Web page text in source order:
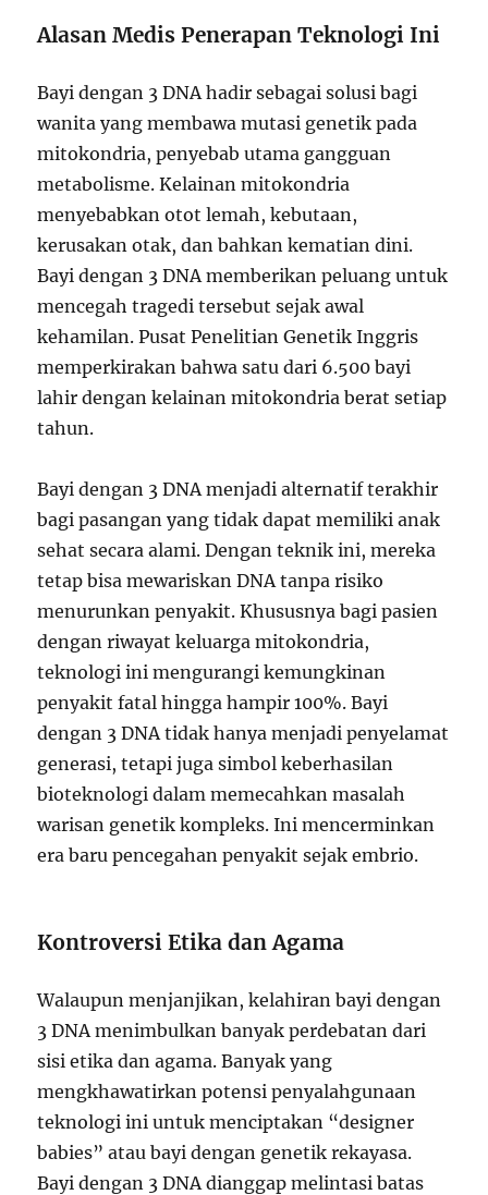
Alasan Medis Penerapan Teknologi Ini
Bayi dengan 3 DNA hadir sebagai solusi bagi
wanita yang membawa mutasi genetik pada
mitokondria, penyebab utama gangguan
metabolisme. Kelainan mitokondria
menyebabkan otot lemah, kebutaan,
kerusakan otak, dan bahkan kematian dini.
Bayi dengan 3 DNA memberikan peluang untuk
mencegah tragedi tersebut sejak awal
kehamilan. Pusat Penelitian Genetik Inggris
memperkirakan bahwa satu dari 6.500 bayi
lahir dengan kelainan mitokondria berat setiap
tahun.
Bayi dengan 3 DNA menjadi alternatif terakhir
bagi pasangan yang tidak dapat memiliki anak
sehat secara alami. Dengan teknik ini, mereka
tetap bisa mewariskan DNA tanpa risiko
menurunkan penyakit. Khususnya bagi pasien
dengan riwayat keluarga mitokondria,
teknologi ini mengurangi kemungkinan
penyakit fatal hingga hampir 100%. Bayi
dengan 3 DNA tidak hanya menjadi penyelamat
generasi, tetapi juga simbol keberhasilan
bioteknologi dalam memecahkan masalah
warisan genetik kompleks. Ini mencerminkan
era baru pencegahan penyakit sejak embrio.
Kontroversi Etika dan Agama
Walaupun menjanjikan, kelahiran bayi dengan
3 DNA menimbulkan banyak perdebatan dari
sisi etika dan agama. Banyak yang
mengkhawatirkan potensi penyalahgunaan
teknologi ini untuk menciptakan “designer
babies” atau bayi dengan genetik rekayasa.
Bayi dengan 3 DNA dianggap melintasi batas